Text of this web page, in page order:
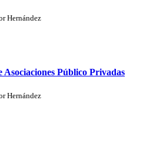
Hernández
Asociaciones Público Privadas
Hernández